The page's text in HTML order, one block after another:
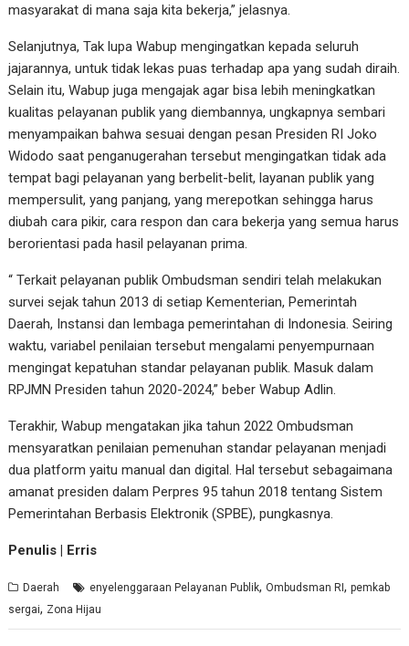
masyarakat di mana saja kita bekerja,” jelasnya.
Selanjutnya, Tak lupa Wabup mengingatkan kepada seluruh
jajarannya, untuk tidak lekas puas terhadap apa yang sudah diraih.
Selain itu, Wabup juga mengajak agar bisa lebih meningkatkan
kualitas pelayanan publik yang diembannya, ungkapnya sembari
menyampaikan bahwa sesuai dengan pesan Presiden RI Joko
Widodo saat penganugerahan tersebut mengingatkan tidak ada
tempat bagi pelayanan yang berbelit-belit, layanan publik yang
mempersulit, yang panjang, yang merepotkan sehingga harus
diubah cara pikir, cara respon dan cara bekerja yang semua harus
berorientasi pada hasil pelayanan prima.
“ Terkait pelayanan publik Ombudsman sendiri telah melakukan
survei sejak tahun 2013 di setiap Kementerian, Pemerintah
Daerah, Instansi dan lembaga pemerintahan di Indonesia. Seiring
waktu, variabel penilaian tersebut mengalami penyempurnaan
mengingat kepatuhan standar pelayanan publik. Masuk dalam
RPJMN Presiden tahun 2020-2024,” beber Wabup Adlin.
Terakhir, Wabup mengatakan jika tahun 2022 Ombudsman
mensyaratkan penilaian pemenuhan standar pelayanan menjadi
dua platform yaitu manual dan digital. Hal tersebut sebagaimana
amanat presiden dalam Perpres 95 tahun 2018 tentang Sistem
Pemerintahan Berbasis Elektronik (SPBE), pungkasnya.
Penulis | Erris
Daerah enyelenggaraan Pelayanan Publik,Ombudsman RI,pemkab
sergai, Zona Hijau